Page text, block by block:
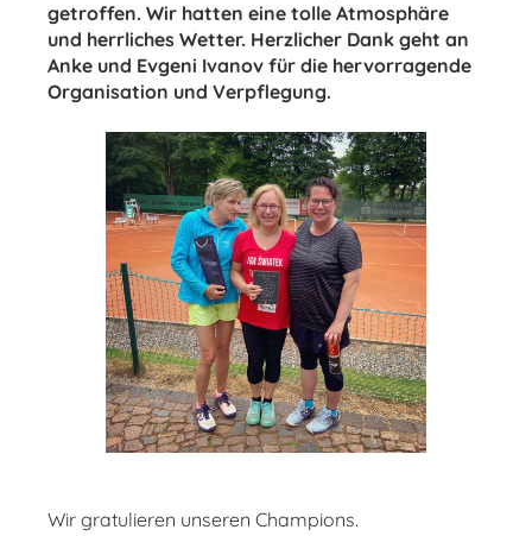
getroffen. Wir hatten eine tolle Atmosphäre
und herrliches Wetter. Herzlicher Dank geht an
Anke und Evgeni Ivanov für die hervorragende
Organisation und Verpflegung.
Wir gratulieren unseren Champions.